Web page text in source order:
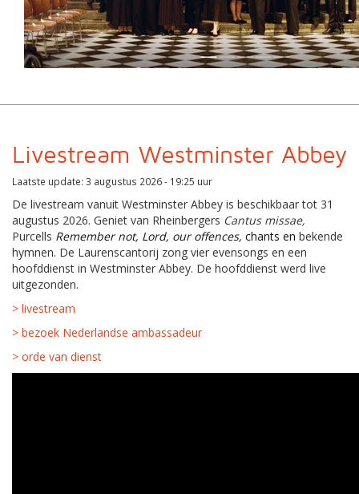
Livestream Westminster Abbey
Laatste update: 3 augustus 2026 - 19:25 uur
De livestream vanuit Westminster Abbey is beschikbaar tot 31
augustus 2026. Geniet van Rheinbergers Cantus missae,
Purcells Remember not, Lord, our offences, chants en bekende
hymnen. De Laurenscantorij zong vier evensongs en een
hoofddienst in Westminster Abbey. De hoofddienst werd live
uitgezonden.
> livestream
> bezoek Nederlandse ambassadeur
> orde van dienst